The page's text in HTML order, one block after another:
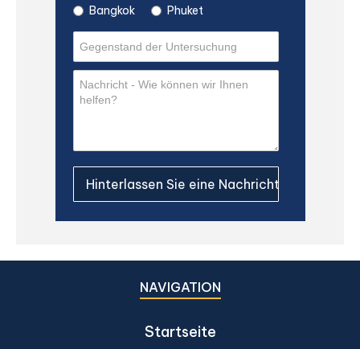
Bangkok Phuket
NAVIGATION
Startseite